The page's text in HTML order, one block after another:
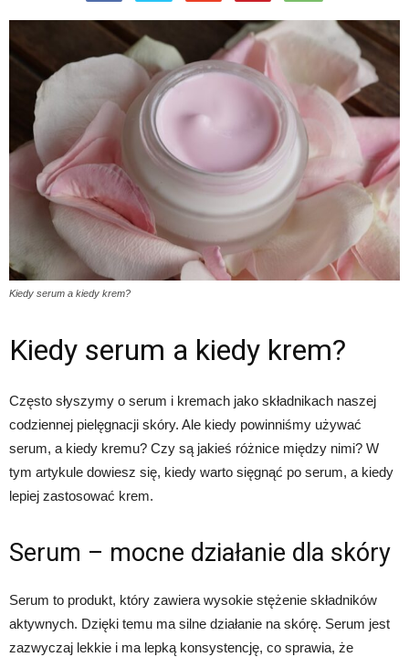
Kiedy serum a kiedy krem?
Kiedy serum a kiedy krem?
Często słyszymy o serum i kremach jako składnikach naszej
codziennej pielęgnacji skóry. Ale kiedy powinniśmy używać
serum, a kiedy kremu? Czy są jakieś różnice między nimi? W
tym artykule dowiesz się, kiedy warto sięgnąć po serum, a kiedy
lepiej zastosować krem.
Serum – mocne działanie dla skóry
Serum to produkt, który zawiera wysokie stężenie składników
aktywnych. Dzięki temu ma silne działanie na skórę. Serum jest
zazwyczaj lekkie i ma lepką konsystencję, co sprawia, że